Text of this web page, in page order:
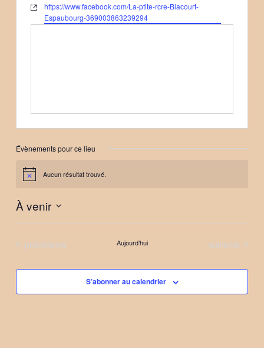
Site
https://www.facebook.com/La-ptite-rcre-Blacourt-
Espaubourg-369003863239294
Évènements pour ce lieu
Notice Aucun résultat trouvé.
À venir
Sélectionnez
date.Évènements
précédents Aujourd’hui Évènements
suivants
S’abonner au calendrier